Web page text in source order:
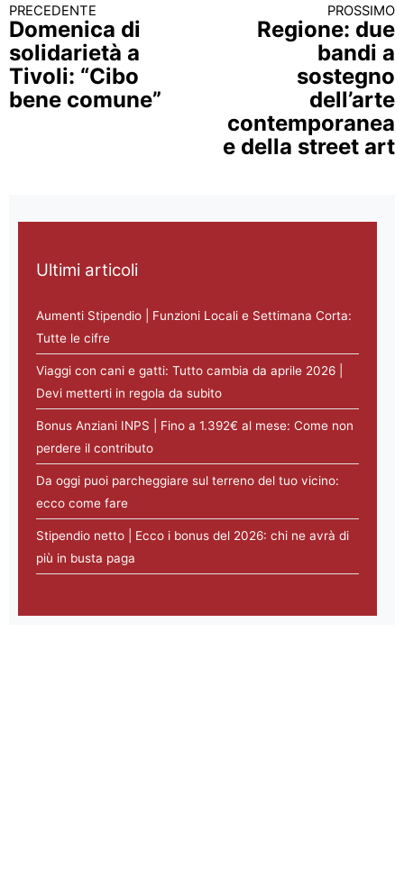
Continua a leggere
PRECEDENTE
Domenica di
solidarietà a
Tivoli: “Cibo
bene comune”
PROSSIMO
Regione: due
bandi a
sostegno
dell’arte
contemporanea
e della street art
Ultimi articoli
Aumenti Stipendio | Funzioni Locali e Settimana Corta:
Tutte le cifre
Viaggi con cani e gatti: Tutto cambia da aprile 2026 |
Devi metterti in regola da subito
Bonus Anziani INPS | Fino a 1.392€ al mese: Come non
perdere il contributo
Da oggi puoi parcheggiare sul terreno del tuo vicino:
ecco come fare
Stipendio netto | Ecco i bonus del 2026: chi ne avrà di
più in busta paga